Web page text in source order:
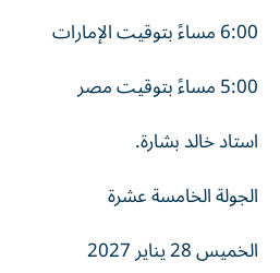
6:00 مساءً بتوقيت الإمارات
5:00 مساءً بتوقيت مصر
استاد خالد بشارة.
الجولة الخامسة عشرة
الخميس 28 يناير 2027